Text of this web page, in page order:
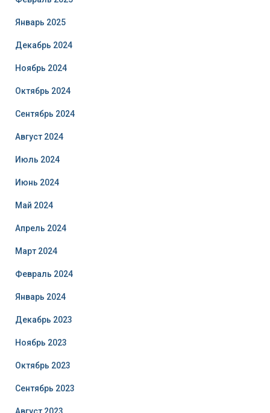
Январь 2025
Декабрь 2024
Ноябрь 2024
Октябрь 2024
Сентябрь 2024
Август 2024
Июль 2024
Июнь 2024
Май 2024
Апрель 2024
Март 2024
Февраль 2024
Январь 2024
Декабрь 2023
Ноябрь 2023
Октябрь 2023
Сентябрь 2023